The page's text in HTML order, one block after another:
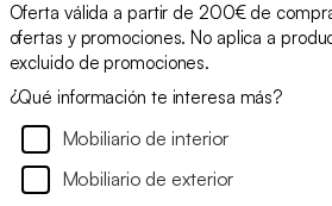
Oferta válida a partir de 200€ de
ofertas y promociones. No aplica a
excluido de promociones.
¿Qué información te interesa más?
Mobiliario de interior
Mobiliario de exterior